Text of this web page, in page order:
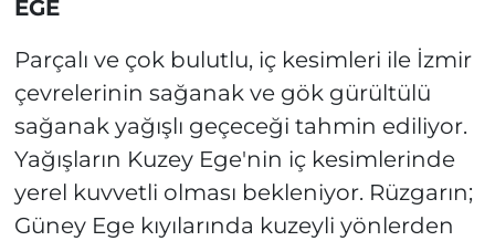
EGE
Parçalı ve çok bulutlu, iç kesimleri ile İzmir
çevrelerinin sağanak ve gök gürültülü
sağanak yağışlı geçeceği tahmin ediliyor.
Yağışların Kuzey Ege'nin iç kesimlerinde
yerel kuvvetli olması bekleniyor. Rüzgarın;
Güney Ege kıyılarında kuzeyli yönlerden